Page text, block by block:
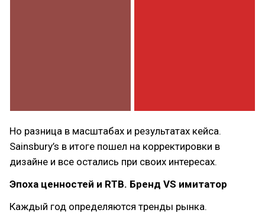
Но разница в масштабах и результатах кейса.
Sainsbury’s в итоге пошел на корректировки в
дизайне и все остались при своих интересах.
Эпоха ценностей и RTB. Бренд VS имитатор
Каждый год определяются тренды рынка.